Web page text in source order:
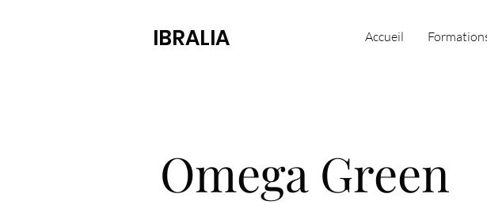
IBRALIA Accueil
Omega Green